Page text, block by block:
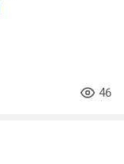
46